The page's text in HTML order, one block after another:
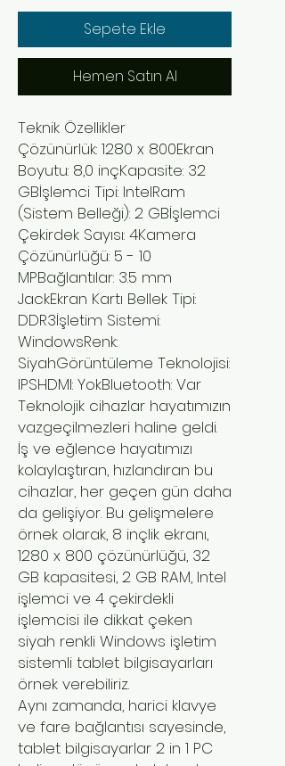
Sepete Ekle
Hemen Satın Al
Teknik Özellikler
Çözünürlük: 1280 x 800Ekran
Boyutu: 8,0 inçKapasite: 32
GBİşlemci Tipi: IntelRam
(Sistem Belleği): 2 GBİşlemci
Çekirdek Sayısı: 4Kamera
Çözünürlüğü: 5 - 10
MPBağlantılar: 3.5 mm
JackEkran Kartı Bellek Tipi:
DDR3İşletim Sistemi:
WindowsRenk:
SiyahGörüntüleme Teknolojisi:
IPSHDMI: YokBluetooth: Var
Teknolojik cihazlar hayatımızın
vazgeçilmezleri haline geldi.
İş ve eğlence hayatımızı
kolaylaştıran, hızlandıran bu
cihazlar, her geçen gün daha
da gelişiyor. Bu gelişmelere
örnek olarak, 8 inçlik ekranı,
1280 x 800 çözünürlüğü, 32
GB kapasitesi, 2 GB RAM, Intel
işlemci ve 4 çekirdekli
işlemcisi ile dikkat çeken
siyah renkli Windows işletim
sistemli tablet bilgisayarları
örnek verebiliriz.
Aynı zamanda, harici klavye
ve fare bağlantısı sayesinde,
tablet bilgisayarlar 2 in 1 PC